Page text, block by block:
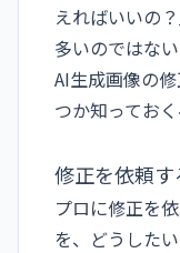
えればいいの
多いのではな
AI生成画像の
つか知ってお
修正を依頼
プロに修正を
を、どうした